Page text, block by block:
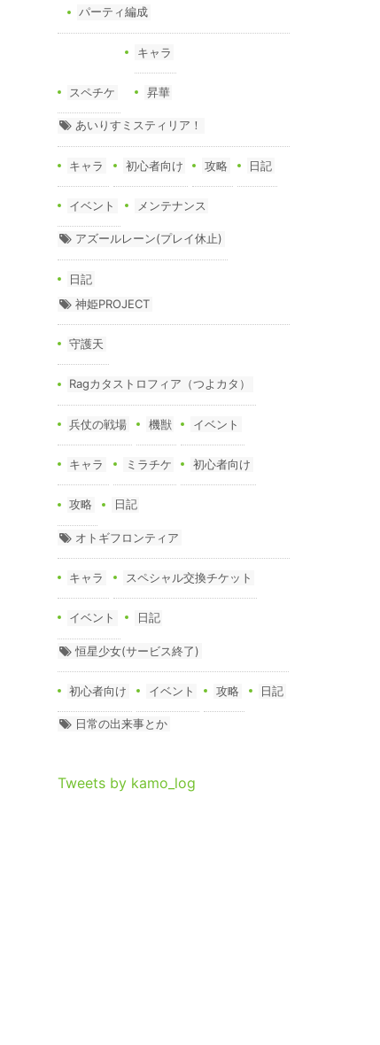
パーティ編成
スペチケ
キャラ
昇華
あいりすミスティリア！
キャラ 初心者向け 攻略 日記
イベント メンテナンス
アズールレーン(プレイ休止)
日記
神姫PROJECT
守護天
Ragカタストロフィア（つよカタ）
兵仗の戦場 機獣 イベント
キャラ ミラチケ 初心者向け
攻略 日記
オトギフロンティア
キャラ スペシャル交換チケット
イベント 日記
恒星少女(サービス終了)
初心者向け イベント 攻略 日記
日常の出来事とか
Tweets by kamo_log